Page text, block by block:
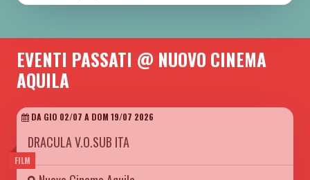
EVENTI PASSATI @ NUOVO CINEMA
AQUILA
FILM
DA GIO 02/07 A DOM 19/07 2026
DRACULA V.O.SUB ITA